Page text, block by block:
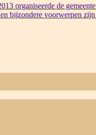
organiseerde de
bijzondere voorwerpen